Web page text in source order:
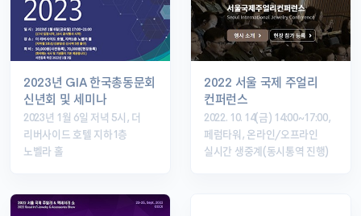
2023년 GIA 한국총동문회
신년회 및 세미나
2023년 1월 6일 저녁 5시, 더
리버사이드 호텔 지하1층
노벨라 홀
2022 서울 국제 주얼리
컨퍼런스
2022. 10. 14(금) 14:00~17:00,
페럼타워, 온라인/오프라인
실시간 생중계(동시통역 진행)